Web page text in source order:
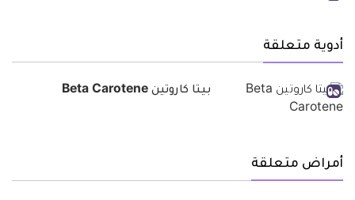
أدوية متعلقة
بيتا كاروتين Beta Carotene
أمراض متعلقة